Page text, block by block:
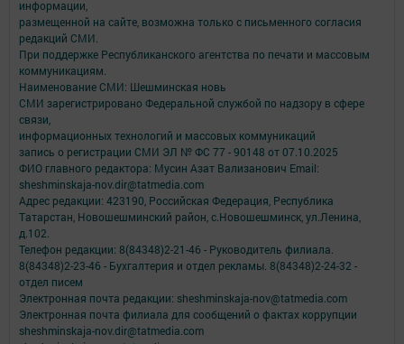
информации,
размещенной на сайте, возможна только с письменного согласия
редакций СМИ.
При поддержке Республиканского агентства по печати и массовым
коммуникациям.
Наименование СМИ: Шешминская новь
СМИ зарегистрировано Федеральной службой по надзору в сфере
связи,
информационных технологий и массовых коммуникаций
запись о регистрации СМИ ЭЛ № ФС 77 - 90148 от 07.10.2025
ФИО главного редактора: Мусин Азат Вализанович Email:
sheshminskaja-nov.dir@tatmedia.com
Адрес редакции: 423190, Российская Федерация, Республика
Татарстан, Новошешминский район, с.Новошешминск, ул.Ленина,
д.102.
Телефон редакции: 8(84348)2-21-46 - Руководитель филиала.
8(84348)2-23-46 - Бухгалтерия и отдел рекламы. 8(84348)2-24-32 -
отдел писем
Электронная почта редакции: sheshminskaja-nov@tatmedia.com
Электронная почта филиала для сообщений о фактах коррупции
sheshminskaja-nov.dir@tatmedia.com